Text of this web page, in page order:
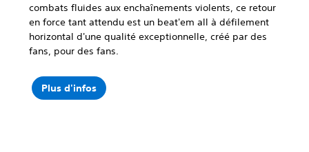
combats fluides aux enchaînements violents, ce retour
en force tant attendu est un beat'em all à défilement
horizontal d'une qualité exceptionnelle, créé par des
fans, pour des fans.
Plus d'infos